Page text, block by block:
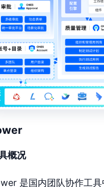
概况
是国内团队协作工